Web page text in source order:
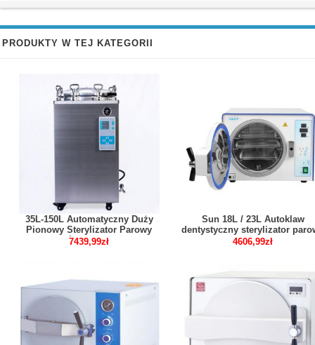
PRODUKTY W TEJ KATEGORII
35L-150L Automatyczny Duży
Pionowy Sterylizator Parowy
Wysokociśnieniowy Autoklaw
7439,99zł
Sun 18L / 23L Autoklaw
dentystyczny sterylizator
klasy N wysoka temperatura
4606,99zł